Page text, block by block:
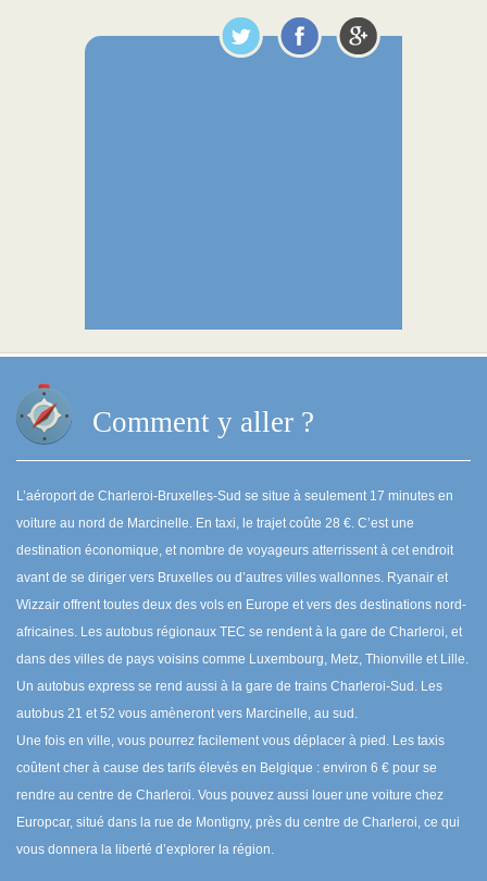
Comment y aller ?
L’aéroport de Charleroi-Bruxelles-Sud se situe à seulement 17 minutes en
voiture au nord de Marcinelle. En taxi, le trajet coûte 28 €. C’est une
destination économique, et nombre de voyageurs atterrissent à cet endroit
avant de se diriger vers Bruxelles ou d’autres villes wallonnes. Ryanair et
Wizzair offrent toutes deux des vols en Europe et vers des destinations nord-
africaines. Les autobus régionaux TEC se rendent à la gare de Charleroi, et
dans des villes de pays voisins comme Luxembourg, Metz, Thionville et Lille.
Un autobus express se rend aussi à la gare de trains Charleroi-Sud. Les
autobus 21 et 52 vous amèneront vers Marcinelle, au sud.
Une fois en ville, vous pourrez facilement vous déplacer à pied. Les taxis
coûtent cher à cause des tarifs élevés en Belgique : environ 6 € pour se
rendre au centre de Charleroi. Vous pouvez aussi louer une voiture chez
Europcar, situé dans la rue de Montigny, près du centre de Charleroi, ce qui
vous donnera la liberté d’explorer la région.